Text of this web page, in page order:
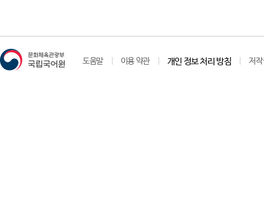
도움말 이용 약관 개인 정보 처리 방침 저